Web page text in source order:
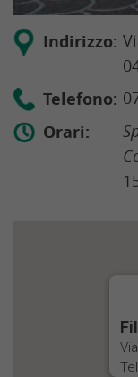
Indirizzo:
Telefono:
Orari: